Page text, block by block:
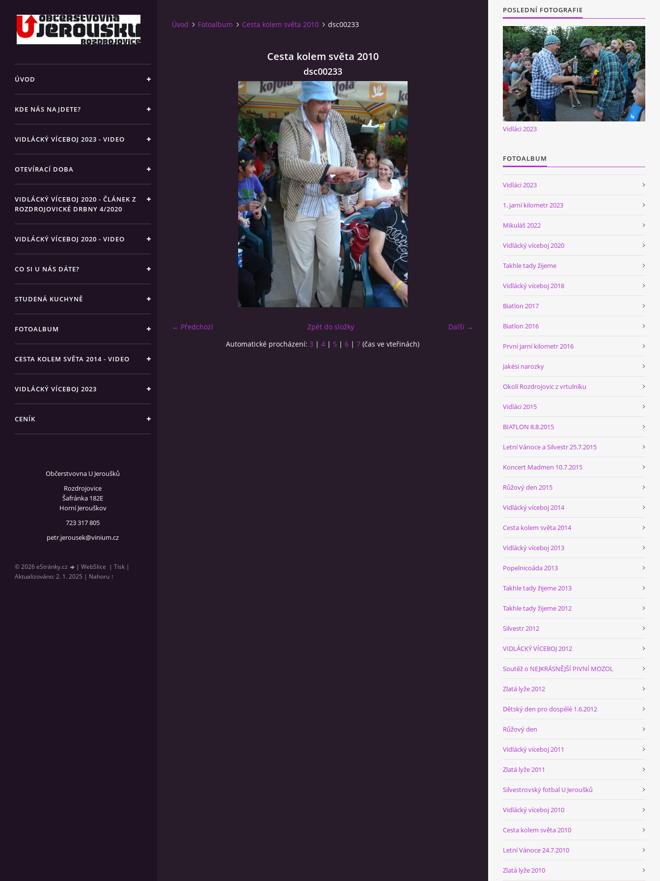
ÚVOD
KDE NÁS NAJDETE?
VIDLÁCKÝ VÍCEBOJ 2023 - VIDEO
OTEVÍRACÍ DOBA
VIDLÁCKÝ VÍCEBOJ 2020 - ČLÁNEK Z
ROZDROJOVICKÉ DRBNY 4/2020
VIDLÁCKÝ VÍCEBOJ 2020 - VIDEO
CO SI U NÁS DÁTE?
STUDENÁ KUCHYNĚ
FOTOALBUM
CESTA KOLEM SVĚTA 2014 - VIDEO
VIDLÁCKÝ VÍCEBOJ 2023
CENÍK
Občerstvovna U Jeroušků
Rozdrojovice
Šafránka 182E
Horní Jerouškov
723 317 805
petr.jerousek@vinium.cz
© 2026 eStránky.cz | WebSlice | Tisk |
Aktualizováno: 2. 1. 2025 | Nahoru ↑
Úvod Fotoalbum Cesta kolem světa 2010 dsc00233
Cesta kolem světa 2010
dsc00233
← Předchozí Další →
Zpět do složky
Automatické procházení: 3 | 4 | 5 | 6 | 7 (čas ve vteřinách)
POSLEDNÍ FOTOGRAFIE
Vidláci 2023
FOTOALBUM
Vidláci 2023
1. jarní kilometr 2023
Mikuláš 2022
Vidlácký víceboj 2020
Takhle tady žijeme
Vidlácký víceboj 2018
Biatlon 2017
Biatlon 2016
První jarní kilometr 2016
Jakési narozky
Okolí Rozdrojovic z vrtulníku
Vidláci 2015
BIATLON 8.8.2015
Letní Vánoce a Silvestr 25.7.2015
Koncert Madmen 10.7.2015
Růžový den 2015
Vidlácký víceboj 2014
Cesta kolem světa 2014
Vidlácký víceboj 2013
Popelnicoáda 2013
Takhle tady žijeme 2013
Takhle tady žijeme 2012
Silvestr 2012
VIDLÁCKÝ VÍCEBOJ 2012
Soutěž o NEJKRÁSNĚJŠÍ PIVNÍ MOZOL
Zlatá lyže 2012
Dětský den pro dospělé 1.6.2012
Růžový den
Vidlácký víceboj 2011
Zlatá lyže 2011
Silvestrovský fotbal U Jeroušků
Vidlácký víceboj 2010
Cesta kolem světa 2010
Letní Vánoce 24.7.2010
Zlatá lyže 2010